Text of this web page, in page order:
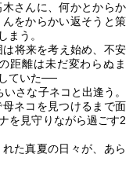
さんに、何かとからか
をからかい返そうと策
まう。
将来を考え始め、不安
距離は未だ変わらぬま
ていた──
さな子ネコと出逢う。
ネコを見つけるまで面
を見守りながら過ごす2
た真夏の日々が、あら